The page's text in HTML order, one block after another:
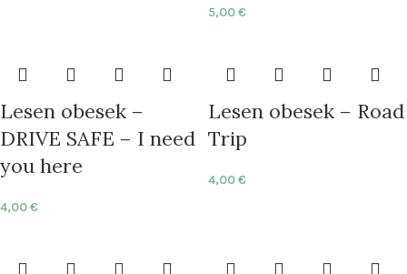
5,00€
Lesen obesek –
DRIVE SAFE – I need
you here
4,00€
Lesen obesek – Road
Trip
4,00€